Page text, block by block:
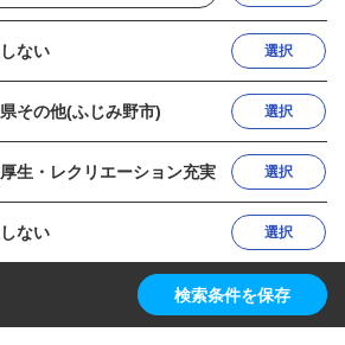
ない 選択
その他(ふじみ野市) 選択
生・レクリエーション充実 選択
ない 選択
検索条件を保存